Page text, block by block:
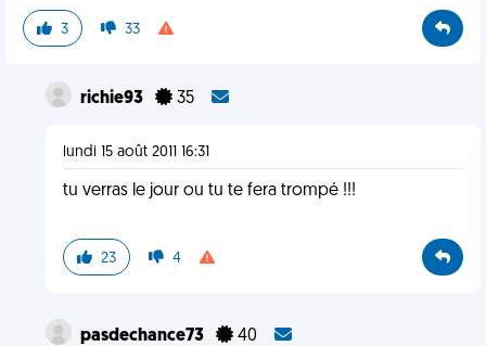
3 33
richie93 35
lundi 15 août 2011 16:31
tu verras le jour ou tu te fera trompé !!!
23 4
pasdechance73 40